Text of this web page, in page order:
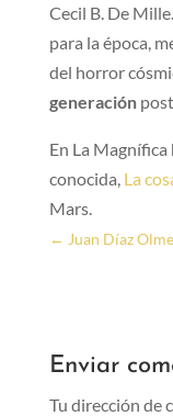
Cecil B. De Mille.
para la época,
del horror
generación
En La
conocida, La
Mars.
← Juan Díaz
Enviar
Tu dirección de